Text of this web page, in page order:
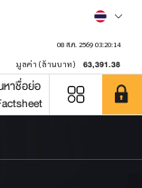
08 ส.ค. 2569 03:20:14
มูลค่า (ล้านบาท) 63,391.38
หาชื่อย่อ